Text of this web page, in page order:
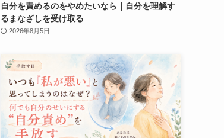
自分を責めるのをやめたいなら｜自分を理解す
るまなざしを受け取る
2026年8月5日